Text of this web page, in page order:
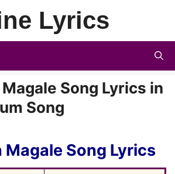
Lyrics
Song Lyrics in
Song
Magale Song Lyrics